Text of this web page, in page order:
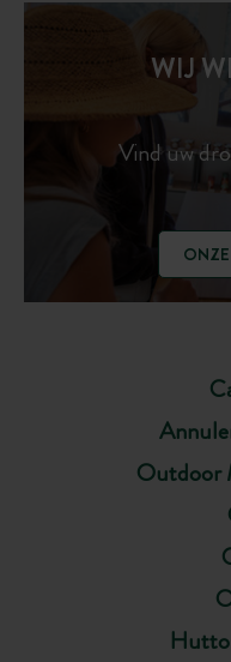
Outdoor
WIJ
Vind uw